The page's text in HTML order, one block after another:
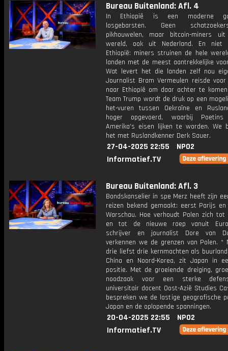
Bureau Buitenland: Afl. 4
In Ethiopië is een moderne
losgebarsten. Geen
pikhouwelen, maar bitcoin-miners
wereld, ook uit Nederland. En niet
Ethiopië: miners struinen de hele
landen met de meest aantrekkelijke
Wat levert het die landen zelf nou
Journalist Bram Vermeulen reisde voor
naar Ethiopië om daar achter te
Team Trump wordt de druk op een
het-vuren tussen Oekraïne en
hoger opgevoerd, waarbij Poetins
Amerika's eisen lijken te worden. We
het met Ruslandkenner Derk Sauer.
27-04-2025 22:55
NPO2
Informatief.TV
Bureau Buitenland: Afl. 3
Bondskanselier in spe Merz heeft zijn
reizen bekend gemaakt: eerst Parijs
Warschau. Hoe verhoudt Polen zich tot
en tot de nieuwe roep vanuit
schrijver en journalist Dore van
verkennen we de grenzen van Polen. *
drie liefst drie kernmachten als
China en Noord-Korea, zit Japan in
positie. Met de groeiende dreiging,
noodzaak voor een sterke
universitair docent Oost-Azië Studies
bespreken we de lastige geografische
Japan en de oplopende spanningen.
20-04-2025 22:55
NPO2
Informatief.TV